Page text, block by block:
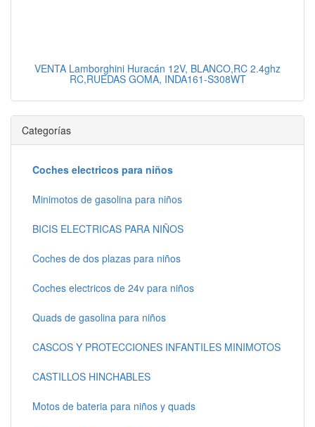
VENTA Lamborghini Huracán 12V, BLANCO,RC 2.4ghz
RC,RUEDAS GOMA, INDA161-S308WT
Categorías
Coches electricos para niños
Minimotos de gasolina para niños
BICIS ELECTRICAS PARA NIÑOS
Coches de dos plazas para niños
Coches electricos de 24v para niños
Quads de gasolina para niños
CASCOS Y PROTECCIONES INFANTILES MINIMOTOS
CASTILLOS HINCHABLES
Motos de bateria para niños y quads